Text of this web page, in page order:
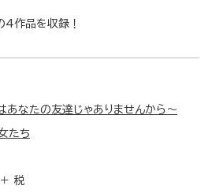
4作品を収録！
あなたの友達じゃありませんから～
たち
税